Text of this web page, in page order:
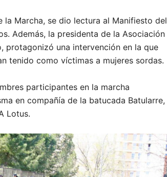
la Marcha, se dio lectura al Manifiesto del
Además, la presidenta de la Asociación
protagonizó una intervención en la que
tenido como víctimas a mujeres sordas.
participantes en la marcha
en compañía de la batucada Batularre,
Lotus.